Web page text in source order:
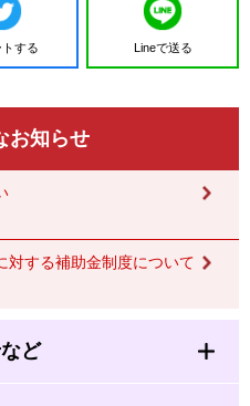
する Lineで送る
お知らせ
対する補助金制度について
ど